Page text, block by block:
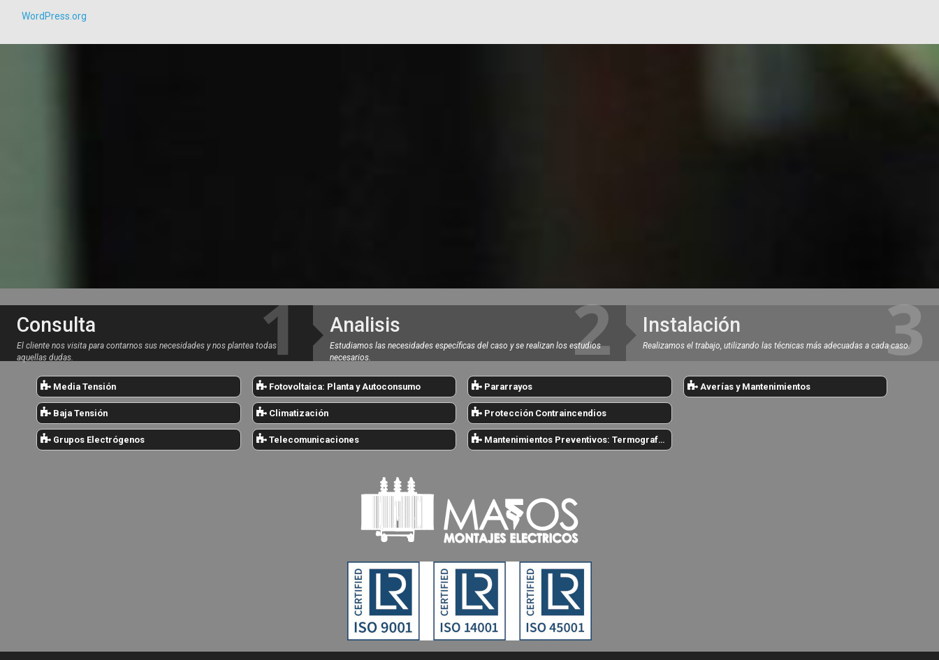
WordPress.org
Consulta
El cliente nos visita para contarnos sus necesidades y nos plantea todas
aquellas dudas.
Analisis
Estudiamos las necesidades específicas del caso y se realizan los estudios
necesarios.
Instalación
Realizamos el trabajo, utilizando las técnicas más adecuadas a cada caso.
Media Tensión
Baja Tensión
Grupos Electrógenos
Fotovoltaica: Planta y Autoconsumo
Climatización
Telecomunicaciones
Pararrayos
Protección Contraincendios
Mantenimientos Preventivos: Termografías
Averías y Mantenimientos